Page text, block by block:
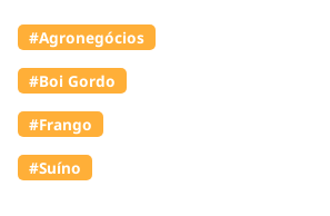
#Agronegócios
#Boi Gordo
#Frango
#Suíno